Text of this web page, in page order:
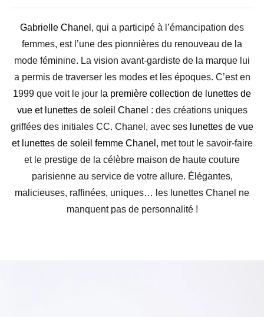
Gabrielle Chanel , qui a participé à l’émancipation des
femmes, est l’une des pionnières du renouveau de la
mode féminine. La vision avant-gardiste de la marque lui
a permis de traverser les modes et les époques. C’est en
1999 que voit le jour la première collection de lunettes de
vue et lunettes de soleil Chanel : des créations uniques
griffées des initiales CC. Chanel, avec ses lunettes de vue
et lunettes de soleil femme Chanel , met tout le savoir-faire
et le prestige de la célèbre maison de haute couture
parisienne au service de votre allure. Élégantes,
malicieuses, raffinées, uniques… les lunettes Chanel ne
manquent pas de personnalité !